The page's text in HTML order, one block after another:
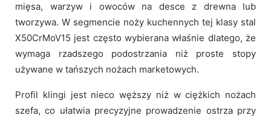
mięsa, warzyw i owoców na desce z drewna lub
tworzywa. W segmencie noży kuchennych tej klasy stal
X50CrMoV15 jest często wybierana właśnie dlatego, że
wymaga rzadszego podostrzania niż proste stopy
używane w tańszych nożach marketowych.
Profil klingi jest nieco węższy niż w ciężkich nożach
szefa, co ułatwia precyzyjne prowadzenie ostrza przy